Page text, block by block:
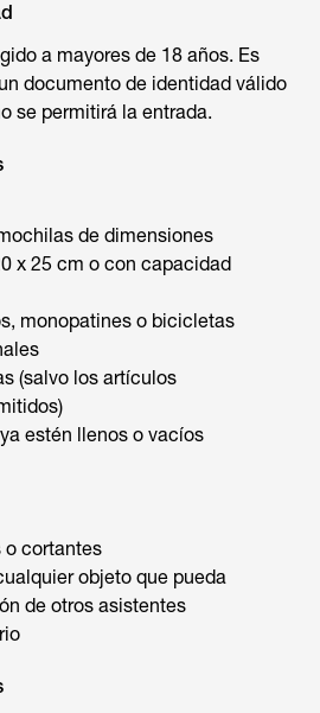
a mayores de 18 años. Es
documento de identidad válido
se permitirá la entrada.
de dimensiones
x 25 cm o con capacidad
monopatines o bicicletas
(salvo los artículos
estén llenos o vacíos
o cortantes
objeto que pueda
de otros asistentes